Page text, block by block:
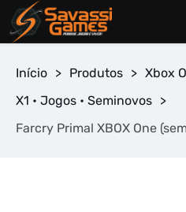
Início > Produtos > Xbox
X1 • Jogos • Seminovos >
Farcry Primal XBOX One